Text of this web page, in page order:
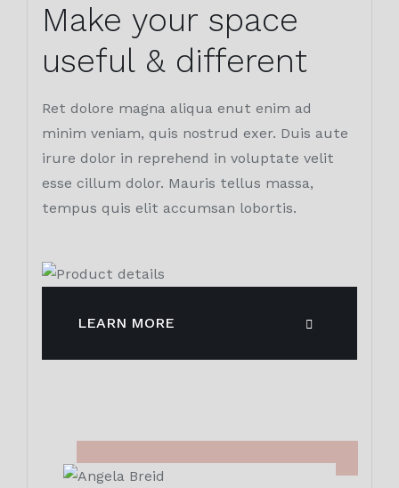
Make your space
useful & different
Ret dolore magna aliqua enut enim ad
minim veniam, quis nostrud exer. Duis aute
irure dolor in reprehend in voluptate velit
esse cillum dolor. Mauris tellus massa,
tempus quis elit accumsan lobortis.
LEARN MORE